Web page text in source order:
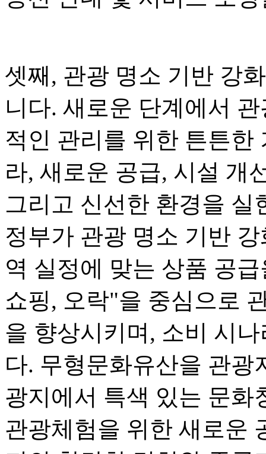
셋째, 관광 명소 기반 강
니다. 새로운 단계에서
적인 관리를 위한 튼튼한
라, 새로운 공급, 시설 개
그리고 신선한 환경을
정부가 관광 명소 기반
역 실정에 맞는 상품 공
쇼핑, 오락"을 중심으로
을 향상시키며, 소비 시
다. 무형문화유산을 관광
광지에서 특색 있는 문화
관광체험을 위한 새로운